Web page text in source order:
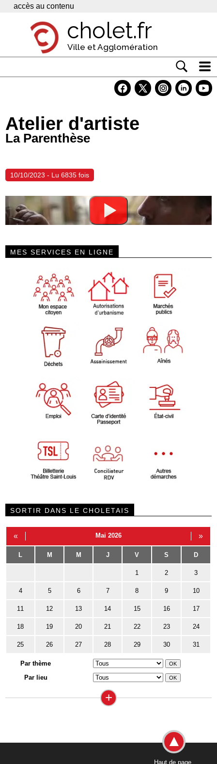
Panneau de gestion des cookies
accès au contenu
cholet.fr
Ville et Agglomération
Economie
Atelier d'artiste
La Parenthèse
10/10/2023 - Lu 6835 fois
MES SERVICES EN LIGNE
SORTIR DANS LE CHOLETAIS
« Mai 2026 »
L M M J V S D
1 2 3
4 5 6 7 8 9 10
11 12 13 14 15 16 17
18 19 20 21 22 23 24
25 26 27 28 29 30 31
Par thème
Par lieu
+
Haut de page